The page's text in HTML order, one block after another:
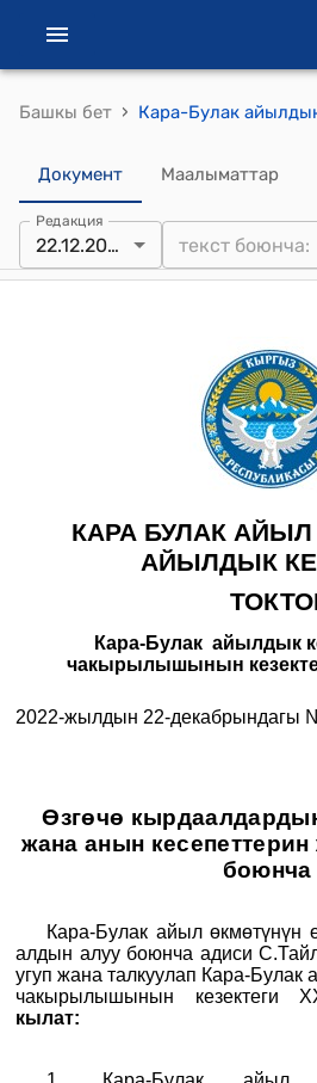
Башкы бет ›
Документ Маалыматтар
Редакция
22.12.2022